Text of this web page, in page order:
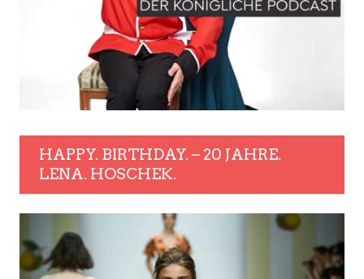
HAPPY. BIRTHDAY. – 20 JAHRE.
LENA. HOSCHEK.